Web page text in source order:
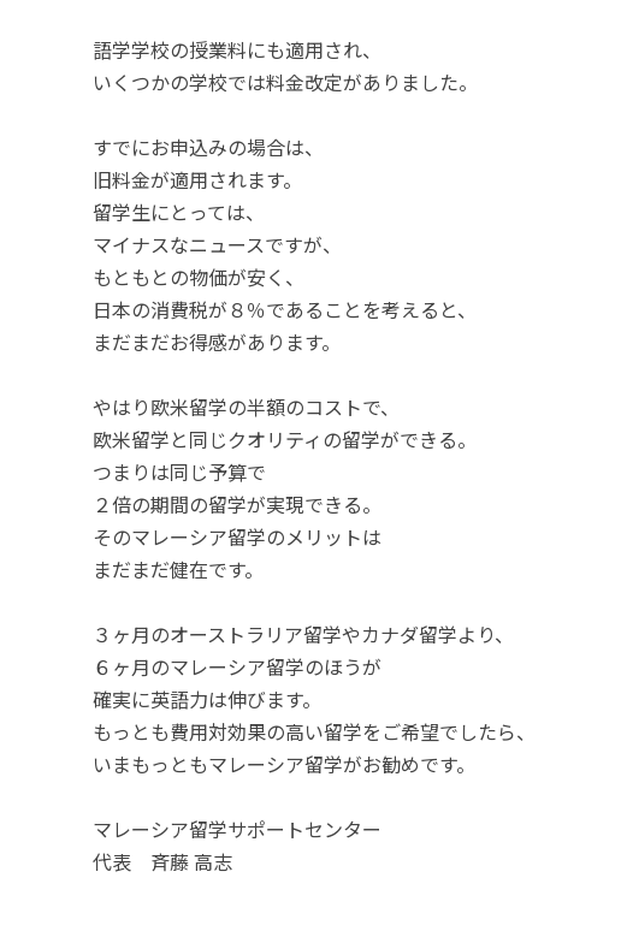
語学学校の授業料にも適用され、
いくつかの学校では料金改定がありました。
すでにお申込みの場合は、
旧料金が適用されます。
留学生にとっては、
マイナスなニュースですが、
もともとの物価が安く、
日本の消費税が８％であることを考えると、
まだまだお得感があります。
やはり欧米留学の半額のコストで、
欧米留学と同じクオリティの留学ができる。
つまりは同じ予算で
２倍の期間の留学が実現できる。
そのマレーシア留学のメリットは
まだまだ健在です。
３ヶ月のオーストラリア留学やカナダ留学より、
６ヶ月のマレーシア留学のほうが
確実に英語力は伸びます。
もっとも費用対効果の高い留学をご希望でしたら、
いまもっともマレーシア留学がお勧めです。
マレーシア留学サポートセンター
代表 斉藤 高志